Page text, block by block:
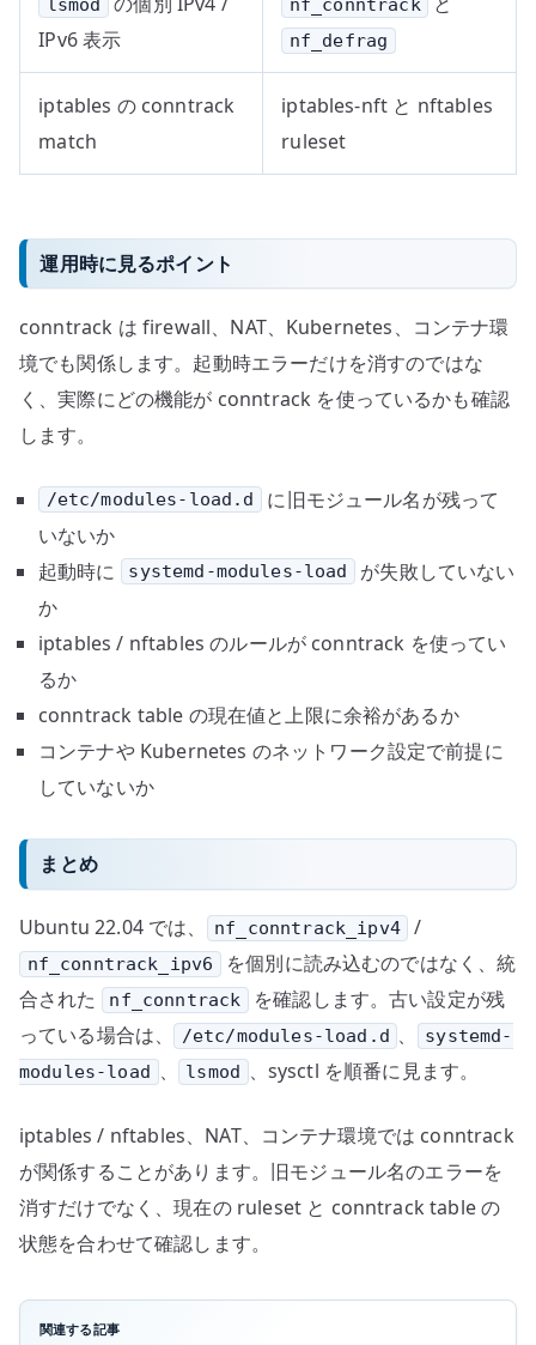
lsmod
IPv6 表示
nf_conntrack
nf_defrag
iptables の conntrack
match
iptables-nft と nftables
ruleset
運用時に見るポイント
conntrack は firewall、NAT、Kubernetes、コンテナ環
境でも関係します。起動時エラーだけを消すのではな
く、実際にどの機能が conntrack を使っているかも確認
します。
/etc/modules-load.d
に旧モジュール名が残って
いないか
起動時に
systemd-modules-load
が失敗していない
か
iptables / nftables のルールが conntrack を使ってい
るか
conntrack table の現在値と上限に余裕があるか
コンテナや Kubernetes のネットワーク設定で前提に
していないか
まとめ
Ubuntu 22.04 では、 nf_conntrack_ipv4 /
nf_conntrack_ipv6
を個別に読み込むのではなく、統
合された
nf_conntrack
を確認します。古い設定が残
っている場合は、
/etc/modules-load.d 、
systemd-
modules-load 、 lsmod 、sysctl を順番に見ます。
iptables / nftables、NAT、コンテナ環境では conntrack
が関係することがあります。旧モジュール名のエラーを
消すだけでなく、現在の ruleset と conntrack table の
状態を合わせて確認します。
関連する記事